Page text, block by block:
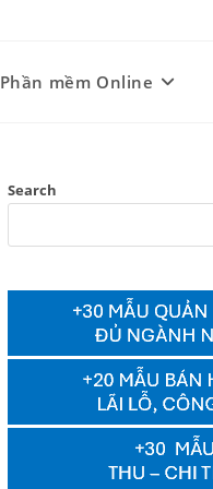
Phần mềm Online
Search